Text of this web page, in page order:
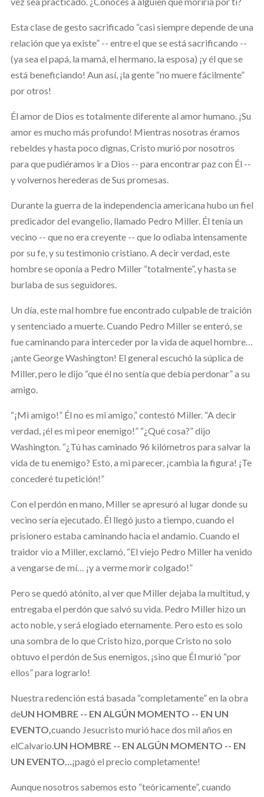
Esta clase de gesto sacrificado “casi siempre depende de una
relación que ya existe” -- entre el que se está sacrificando --
(ya sea el papá, la mamá, el hermano, la esposa) ¡y él que se
está beneficiando! Aun así, ¡la gente “no muere fácilmente”
por otros!
Él amor de Dios es totalmente diferente al amor humano. ¡Su
amor es mucho más profundo! Mientras nosotras éramos
rebeldes y hasta poco dignas, Cristo murió por nosotros
para que pudiéramos ir a Dios -- para encontrar paz con Él --
y volvernos herederas de Sus promesas.
Durante la guerra de la independencia americana hubo un fiel
predicador del evangelio, llamado Pedro Miller. Él tenía un
vecino -- que no era creyente -- que lo odiaba intensamente
por su fe, y su testimonio cristiano. A decir verdad, este
hombre se oponía a Pedro Miller “totalmente”, y hasta se
burlaba de sus seguidores.
Un día, este mal hombre fue encontrado culpable de traición
y sentenciado a muerte. Cuando Pedro Miller se enteró, se
fue caminando para interceder por la vida de aquel hombre…
¡ante George Washington! El general escuchó la súplica de
Miller, pero le dijo “que él no sentía que debía perdonar” a su
amigo.
“¡Mi amigo!” Él no es mi amigo,” contestó Miller. “A decir
verdad, ¡él es mi peor enemigo!” “¿Qué cosa?” dijo
Washington. “¿Tú has caminado 96 kilómetros para salvar la
vida de tu enemigo? Esto, a mi parecer, ¡cambia la figura! ¡Te
concederé tu petición!”
Con el perdón en mano, Miller se apresuró al lugar donde su
vecino sería ejecutado. Él llegó justo a tiempo, cuando el
prisionero estaba caminando hacia el andamio. Cuando el
traidor vio a Miller, exclamó, “El viejo Pedro Miller ha venido
a vengarse de mí… ¡y a verme morir colgado!”
Pero se quedó atónito, al ver que Miller dejaba la multitud, y
entregaba el perdón que salvó su vida. Pedro Miller hizo un
acto noble, y será elogiado eternamente. Pero esto es solo
una sombra de lo que Cristo hizo, porque Cristo no solo
obtuvo el perdón de Sus enemigos, ¡sino que Él murió “por
ellos” para lograrlo!
Nuestra redención está basada “completamente” en la obra
deUN HOMBRE -- EN ALGÚN MOMENTO -- EN UN
EVENTO,cuando Jesucristo murió hace dos mil años en
elCalvario.UN HOMBRE -- EN ALGÚN MOMENTO -- EN
UN EVENTO…¡pagó el precio completamente!
Aunque nosotros sabemos esto “teóricamente”, cuando